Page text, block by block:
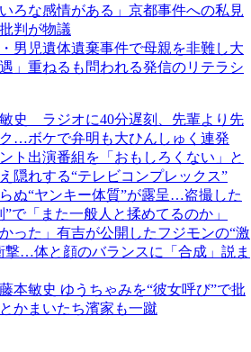
ろな感情がある」京都事件への私見
判が物議
男児遺体遺棄事件で母親を非難し大
」重ねるも問われる発信のリテラシ
史 ラジオに40分遅刻、先輩より先
…ボケで弁明も大ひんしゅく連発
ト出演番組を「おもしろくない」と
隠れする“テレビコンプレックス”
ぬ“ヤンキー体質”が露呈…盗撮した
で「また一般人と揉めてるのか」
った」有吉が公開したフジモンの“激
撃…体と顔のバランスに「合成」説ま
本敏史 ゆうちゃみを“彼女呼び”で批
かまいたち濱家も一蹴